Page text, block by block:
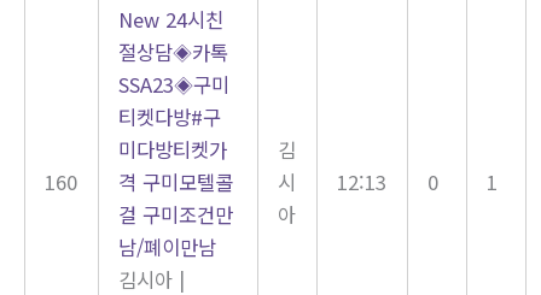
160
New 24시친
절상담◈카톡
SSA23◈구미
티켓다방#구
미다방티켓가
격 구미모텔콜
걸 구미조건만
남/폐이만남
김시아 |
김
시
아
12:13 0 1